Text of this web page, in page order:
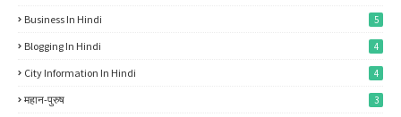
Business In Hindi 5
Blogging In Hindi 4
City Information In Hindi 4
महान-पुरुष 3